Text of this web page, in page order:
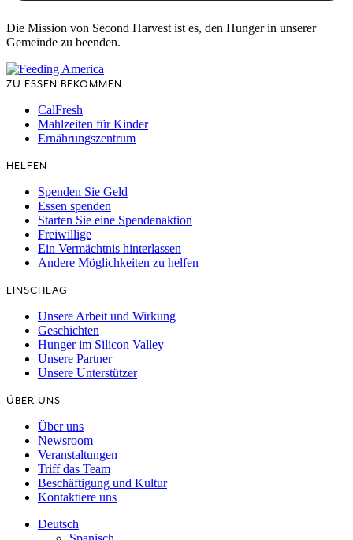
Die Mission von Second Harvest ist es, den Hunger in unserer
Gemeinde zu beenden.
ZU ESSEN BEKOMMEN
CalFresh
Mahlzeiten für Kinder
Ernährungszentrum
HELFEN
Spenden Sie Geld
Essen spenden
Starten Sie eine Spendenaktion
Freiwillige
Ein Vermächtnis hinterlassen
Andere Möglichkeiten zu helfen
EINSCHLAG
Unsere Arbeit und Wirkung
Geschichten
Hunger im Silicon Valley
Unsere Partner
Unsere Unterstützer
ÜBER UNS
Über uns
Newsroom
Veranstaltungen
Triff das Team
Beschäftigung und Kultur
Kontaktiere uns
Deutsch